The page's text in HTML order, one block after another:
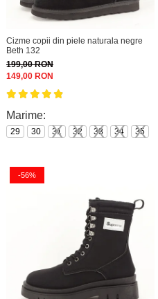
Cizme copii din piele naturala negre
Beth 132
199,00 RON
149,00 RON
Marime:
29 30 31 32 33 34 35
-56%